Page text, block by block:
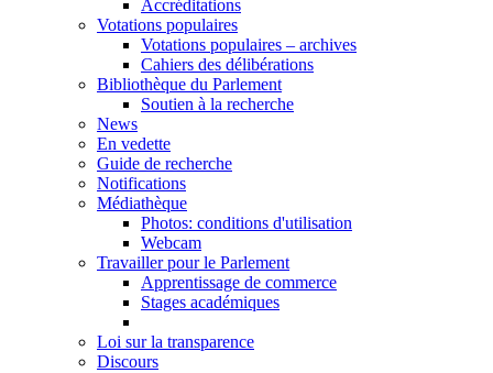
Accréditations
Votations populaires
Votations populaires – archives
Cahiers des délibérations
Bibliothèque du Parlement
Soutien à la recherche
News
En vedette
Guide de recherche
Notifications
Médiathèque
Photos: conditions d'utilisation
Webcam
Travailler pour le Parlement
Apprentissage de commerce
Stages académiques
Loi sur la transparence
Discours